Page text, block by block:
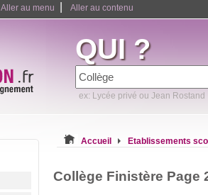
Aller au menu Aller au contenu
QUI ?
ex: Lycée privé ou Jean Rostand
Accueil Etablissements
Collège Finistère Page